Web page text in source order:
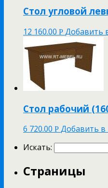
Стол угловой
12 160.00 Р Добавить
Стол рабочий
6 720.00 Р Добавить в
Искать:
Страницы